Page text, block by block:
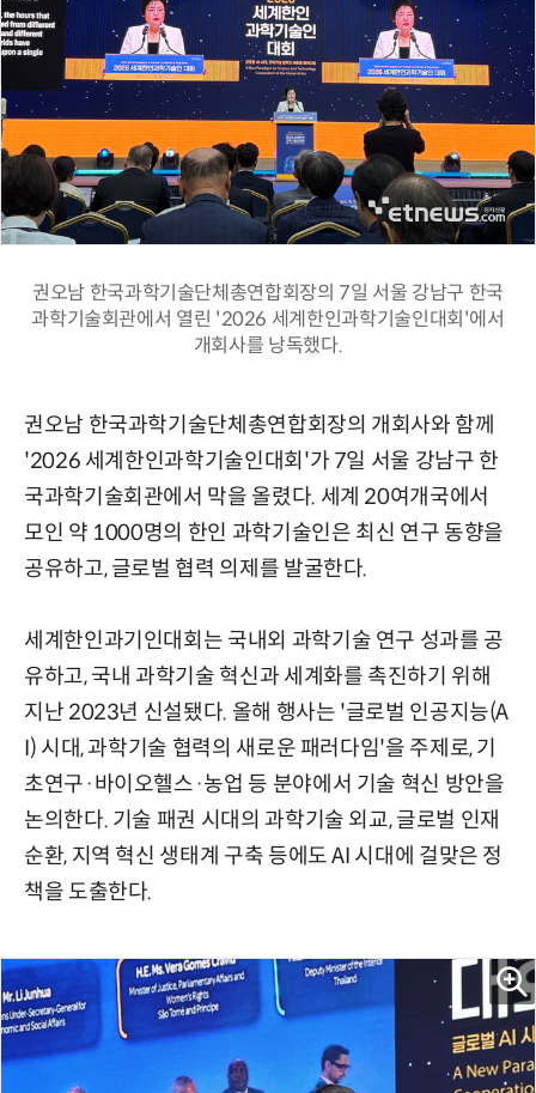
권오남 한국과학기술단체총연합회장의 7일 서울 강남구 한국
과학기술회관에서 열린 '2026 세계한인과학기술인대회'에서
개회사를 낭독했다.
권오남 한국과학기술단체총연합회장의 개회사와 함께
'2026 세계한인과학기술인대회'가 7일 서울 강남구 한
국과학기술회관에서 막을 올렸다. 세계 20여개국에서
모인 약 1000명의 한인 과학기술인은 최신 연구 동향을
공유하고, 글로벌 협력 의제를 발굴한다.
세계한인과기인대회는 국내외 과학기술 연구 성과를 공
유하고, 국내 과학기술 혁신과 세계화를 촉진하기 위해
지난 2023년 신설됐다. 올해 행사는 '글로벌 인공지능(A
I) 시대, 과학기술 협력의 새로운 패러다임'을 주제로, 기
초연구·바이오헬스·농업 등 분야에서 기술 혁신 방안을
논의한다. 기술 패권 시대의 과학기술 외교, 글로벌 인재
순환, 지역 혁신 생태계 구축 등에도 AI 시대에 걸맞은 정
책을 도출한다.